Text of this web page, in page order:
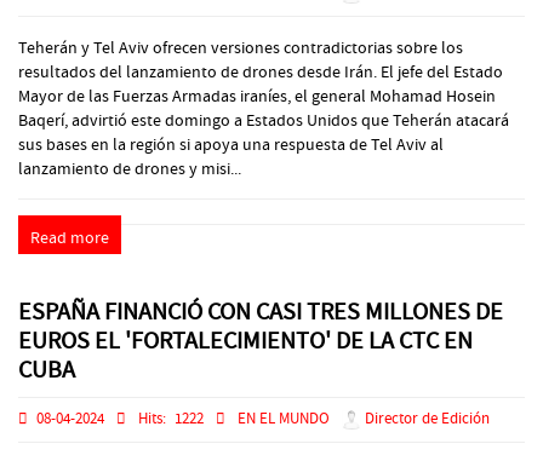
Teherán y Tel Aviv ofrecen versiones contradictorias sobre los
resultados del lanzamiento de drones desde Irán. El jefe del Estado
Mayor de las Fuerzas Armadas iraníes, el general Mohamad Hosein
Baqerí, advirtió este domingo a Estados Unidos que Teherán atacará
sus bases en la región si apoya una respuesta de Tel Aviv al
lanzamiento de drones y misi...
Read more
ESPAÑA FINANCIÓ CON CASI TRES MILLONES DE
EUROS EL 'FORTALECIMIENTO' DE LA CTC EN
CUBA
08-04-2024 Hits: 1222 EN EL MUNDO Director de Edición